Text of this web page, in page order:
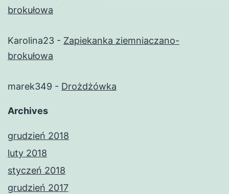
brokułowa
Karolina23 - Zapiekanka ziemniaczano-
brokułowa
marek349 - Drożdżówka
Archives
grudzień 2018
luty 2018
styczeń 2018
grudzień 2017